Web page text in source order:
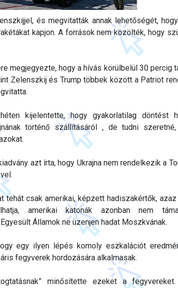
és megvitatták annak lehetőségét,
kapjon. A források nem közölték, hogy
megjegyezte, hogy a hívás körülbelül 30 percig
Zelenszkij és Trump többek között a Patriot
kijelentette, hogy gyakorlatilag döntést
történő szállításáról , de tudni szeretné,
azt írta, hogy Ukrajna nem rendelkezik a
tehát csak amerikai, képzett hadiszakértők,
amerikai katonák azonban nem
Államok ne üzenjen hadat Moszkvának.
egy ilyen lépés komoly eszkalációt
fegyverek hordozására alkalmasak.
minősítette ezeket a